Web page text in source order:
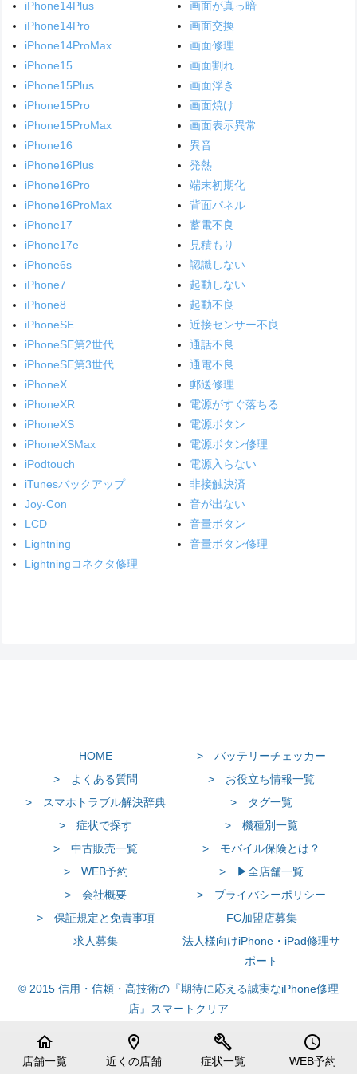
iPhone14Plus
iPhone14Pro
iPhone14ProMax
iPhone15
iPhone15Plus
iPhone15Pro
iPhone15ProMax
iPhone16
iPhone16Plus
iPhone16Pro
iPhone16ProMax
iPhone17
iPhone17e
iPhone6s
iPhone7
iPhone8
iPhoneSE
iPhoneSE第2世代
iPhoneSE第3世代
iPhoneX
iPhoneXR
iPhoneXS
iPhoneXSMax
iPodtouch
iTunesバックアップ
Joy-Con
LCD
Lightning
Lightningコネクタ修理
画面が真っ暗
画面交換
画面修理
画面割れ
画面浮き
画面焼け
画面表示異常
異音
発熱
端末初期化
背面パネル
蓄電不良
見積もり
認識しない
起動しない
起動不良
近接センサー不良
通話不良
通電不良
郵送修理
電源がすぐ落ちる
電源ボタン
電源ボタン修理
電源入らない
非接触決済
音が出ない
音量ボタン
音量ボタン修理
HOME
> バッテリーチェッカー
> よくある質問
> お役立ち情報一覧
> スマホトラブル解決辞典
> タグ一覧
> 症状で探す
> 機種別一覧
> 中古販売一覧
> モバイル保険とは？
> WEB予約
> ▶全店舗一覧
> 会社概要
> プライバシーポリシー
> 保証規定と免責事項
FC加盟店募集
求人募集
法人様向けiPhone・iPad修理サ
ポート
© 2015 信用・信頼・高技術の『期待に応える誠実なiPhone修理
店』スマートクリア
home
店舗一覧
location_on
近くの店舗
build
症状一覧
schedule
WEB予約